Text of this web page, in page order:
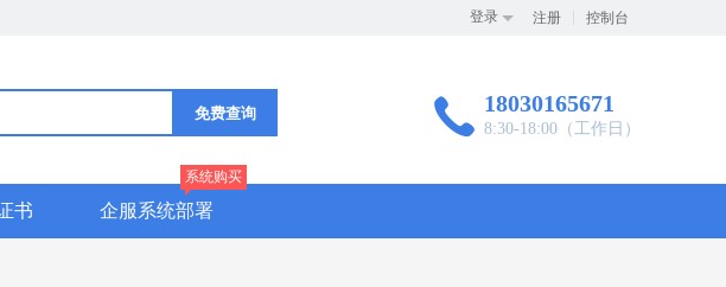
登录 注册 控制台
免费查询  18030165671
8:30-18:00（工作日）
书 企服系统部署
系统购买